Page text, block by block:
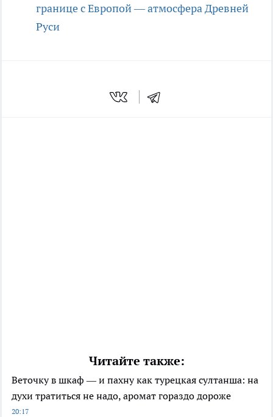
границе с Европой — атмосфера Древней
Руси
Читайте также:
Веточку в шкаф — и пахну как турецкая султанша: на
духи тратиться не надо, аромат гораздо дороже
20:17